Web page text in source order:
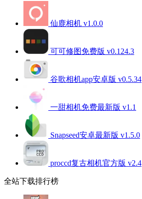
仙鹿相机 v1.0.0
可可修图免费版 v0.124.3
谷歌相机app安卓版 v0.5.34
一甜相机免费最新版 v1.1
Snapseed安卓最新版 v1.5.0
proccd复古相机官方版 v2.4
全站下载排行榜